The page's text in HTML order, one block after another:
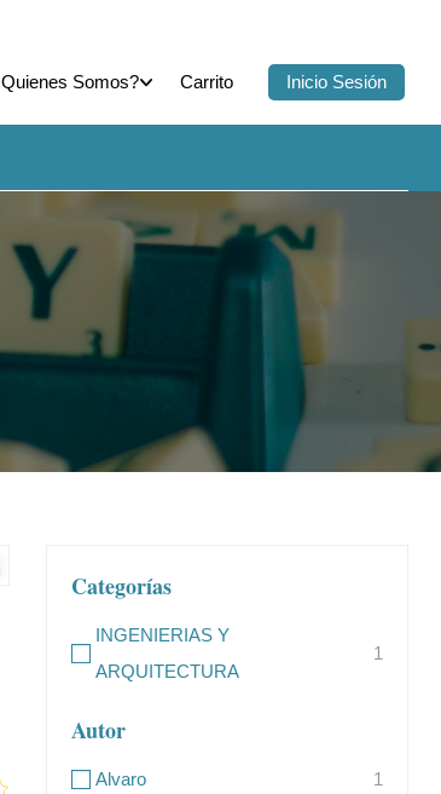
Quienes Somos? Carrito Inicio Sesión
Categorías
INGENIERIAS Y
ARQUITECTURA
1
Autor
Alvaro 1